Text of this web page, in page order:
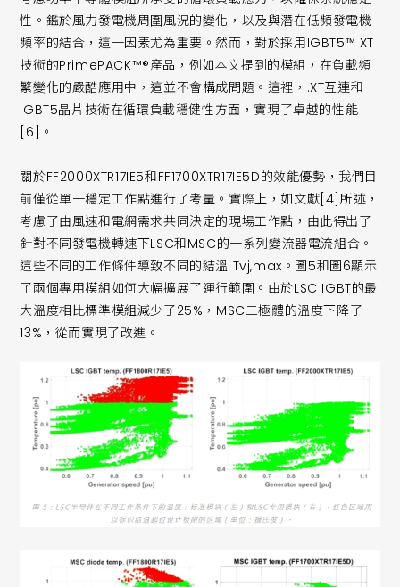
性。鑑於風力發電機周圍風況的變化，以及與潛在低頻發電機
頻率的結合，這一因素尤為重要。然而，對於採用IGBT5™ XT
技術的PrimePACK™®產品，例如本文提到的模組，在負載頻
繁變化的嚴酷應用中，這並不會構成問題。這裡，.XT互連和
IGBT5晶片技術在循環負載穩健性方面，實現了卓越的性能
[6]。
關於FF2000XTR17IE5和FF1700XTR17IE5D的效能優勢，我們目
前僅從單一穩定工作點進行了考量。實際上，如文獻[4]所述，
考慮了由風速和電網需求共同決定的現場工作點，由此得出了
針對不同發電機轉速下LSC和MSC的一系列變流器電流組合。
這些不同的工作條件導致不同的結溫 Tvj,max。圖5和圖6顯示
了兩個專用模組如何大幅擴展了運行範圍。由於LSC IGBT的最
大溫度相比標準模組減少了25%，MSC二極體的溫度下降了
13%，從而實現了改進。